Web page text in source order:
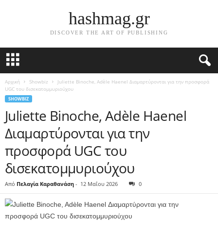
hashmag.gr
DISCOVER THE ART OF PUBLISHING
Αρχική Showbiz
Juliette Binoche, Adèle Haenel Διαμαρτύρονται για την προσφορά
UGC του δισεκατομμυριούχου
SHOWBIZ
Juliette Binoche, Adèle Haenel
Διαμαρτύρονται για την
προσφορά UGC του
δισεκατομμυριούχου
Από Πελαγία Καραθανάση - 12 Μαΐου 2026 0